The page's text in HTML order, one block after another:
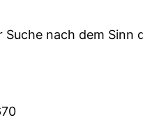
nach dem Sinn